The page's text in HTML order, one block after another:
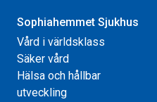
Sophiahemmet Sjukhus
Vård i världsklass
Säker vård
Hälsa och hållbar
utveckling